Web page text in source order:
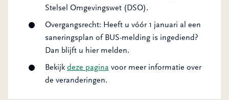
Stelsel Omgevingswet (DSO).
Overgangsrecht: Heeft u vóór 1 januari al een
saneringsplan of BUS-melding is ingediend?
Dan blijft u hier melden.
Bekijk deze pagina voor meer informatie over
de veranderingen.